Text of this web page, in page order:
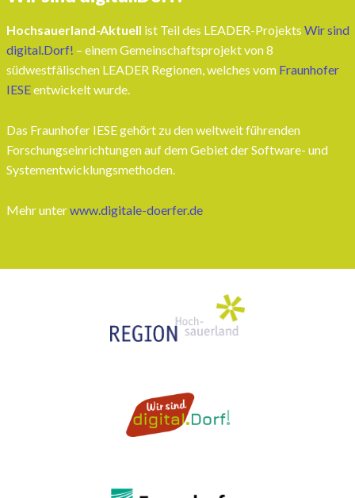
Hochsauerland-Aktuell ist Teil des LEADER-Projekts Wir sind
digital.Dorf! – einem Gemeinschaftsprojekt von 8
südwestfälischen LEADER Regionen, welches vom Fraunhofer
IESEentwickelt wurde.
Das Fraunhofer IESE gehört zu den weltweit führenden
Forschungseinrichtungen auf dem Gebiet der Software- und
Systementwicklungsmethoden.
Mehr unterwww.digitale-doerfer.de